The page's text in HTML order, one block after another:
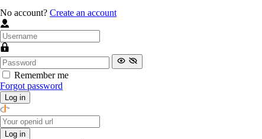
No account? Create an account
Remember me
Forgot password
Log in
Log in